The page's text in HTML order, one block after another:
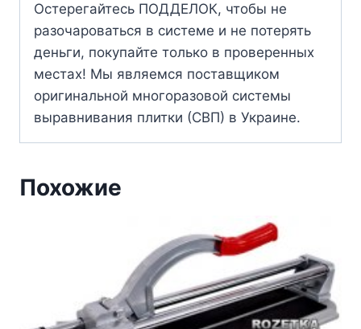
Остерегайтесь ПОДДЕЛОК, чтобы не
разочароваться в системе и не потерять
деньги, покупайте только в проверенных
местах! Мы являемся поставщиком
оригинальной многоразовой системы
выравнивания плитки (СВП) в Украине.
Похожие